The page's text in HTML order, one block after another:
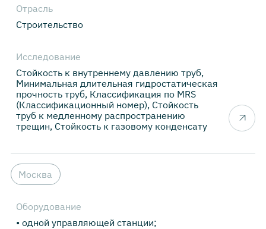
Отрасль
Строительство
Исследование
Стойкость к внутреннему давлению труб,
Минимальная длительная гидростатическая
прочность труб, Классификация по MRS
(Классификационный номер), Стойкость
труб к медленному распространению
трещин, Стойкость к газовому конденсату
Москва
Оборудование
• одной управляющей станции;